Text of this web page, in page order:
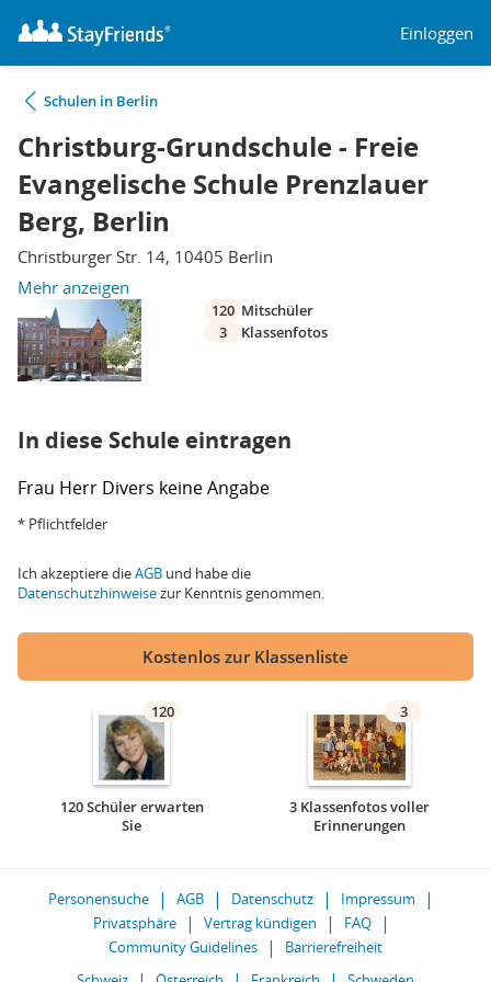
Einloggen
Schulen in Berlin
Christburg-Grundschule - Freie
Evangelische Schule Prenzlauer
Berg, Berlin
Christburger Str. 14, 10405 Berlin
Mehr anzeigen
120 Mitschüler
3
Klassenfotos
In diese Schule eintragen
Frau Herr Divers keine Angabe
* Pflichtfelder
Ich akzeptiere dieAGB und habe die
Datenschutzhinweisezur Kenntnis genommen.
Kostenlos zur Klassenliste
120
120 Schüler erwarten
Sie
3
3 Klassenfotos voller
Erinnerungen
Personensuche AGB Datenschutz
Impressum
Privatsphäre
Vertrag kündigen
FAQ
Community Guidelines
Barrierefreiheit